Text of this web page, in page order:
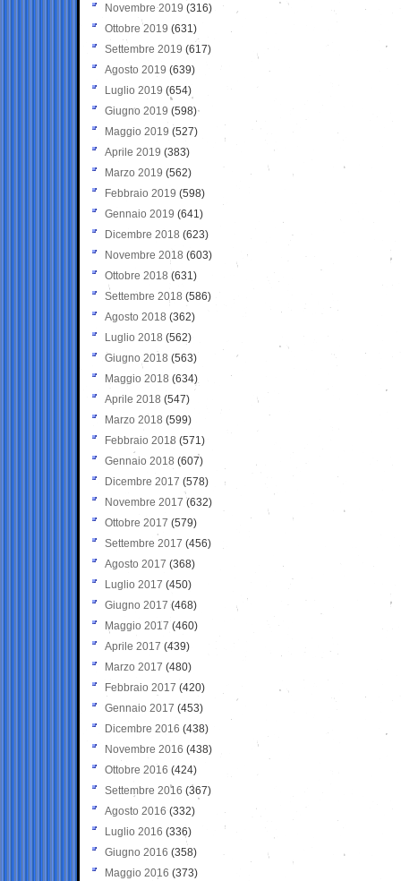
Novembre 2019 (316)
Ottobre 2019 (631)
Settembre 2019 (617)
Agosto 2019 (639)
Luglio 2019 (654)
Giugno 2019 (598)
Maggio 2019 (527)
Aprile 2019 (383)
Marzo 2019 (562)
Febbraio 2019 (598)
Gennaio 2019 (641)
Dicembre 2018 (623)
Novembre 2018 (603)
Ottobre 2018 (631)
Settembre 2018 (586)
Agosto 2018 (362)
Luglio 2018 (562)
Giugno 2018 (563)
Maggio 2018 (634)
Aprile 2018 (547)
Marzo 2018 (599)
Febbraio 2018 (571)
Gennaio 2018 (607)
Dicembre 2017 (578)
Novembre 2017 (632)
Ottobre 2017 (579)
Settembre 2017 (456)
Agosto 2017 (368)
Luglio 2017 (450)
Giugno 2017 (468)
Maggio 2017 (460)
Aprile 2017 (439)
Marzo 2017 (480)
Febbraio 2017 (420)
Gennaio 2017 (453)
Dicembre 2016 (438)
Novembre 2016 (438)
Ottobre 2016 (424)
Settembre 2016 (367)
Agosto 2016 (332)
Luglio 2016 (336)
Giugno 2016 (358)
Maggio 2016 (373)